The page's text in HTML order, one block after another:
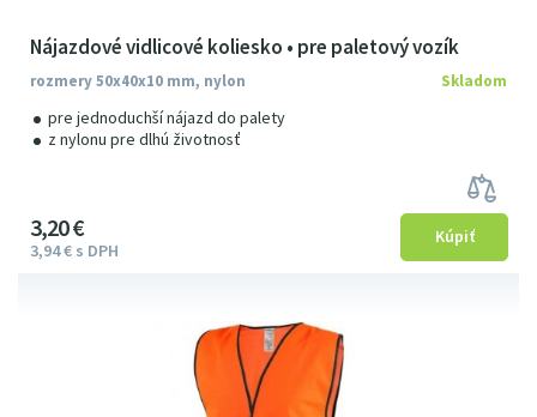
Nájazdové vidlicové koliesko • pre paletový vozík
rozmery 50x40x10 mm, nylon
pre jednoduchší nájazd do palety
z nylonu pre dlhú životnosť
Skladom
3 20€
3 94€ s DPH